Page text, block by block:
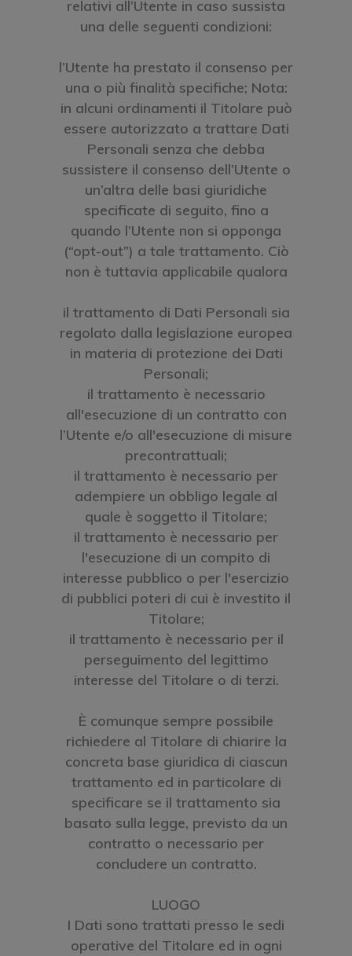
relativi all’Utente in caso sussista
una delle seguenti condizioni:
l’Utente ha prestato il consenso per
una o più finalità specifiche; Nota:
in alcuni ordinamenti il Titolare può
essere autorizzato a trattare Dati
Personali senza che debba
sussistere il consenso dell’Utente o
un’altra delle basi giuridiche
specificate di seguito, fino a
quando l’Utente non si opponga
(“opt-out”) a tale trattamento. Ciò
non è tuttavia applicabile qualora
il trattamento di Dati Personali sia
regolato dalla legislazione europea
in materia di protezione dei Dati
Personali;
il trattamento è necessario
all'esecuzione di un contratto con
l’Utente e/o all'esecuzione di misure
precontrattuali;
il trattamento è necessario per
adempiere un obbligo legale al
quale è soggetto il Titolare;
il trattamento è necessario per
l'esecuzione di un compito di
interesse pubblico o per l'esercizio
di pubblici poteri di cui è investito il
Titolare;
il trattamento è necessario per il
perseguimento del legittimo
interesse del Titolare o di terzi.
È comunque sempre possibile
richiedere al Titolare di chiarire la
concreta base giuridica di ciascun
trattamento ed in particolare di
specificare se il trattamento sia
basato sulla legge, previsto da un
contratto o necessario per
concludere un contratto.
LUOGO
I Dati sono trattati presso le sedi
operative del Titolare ed in ogni